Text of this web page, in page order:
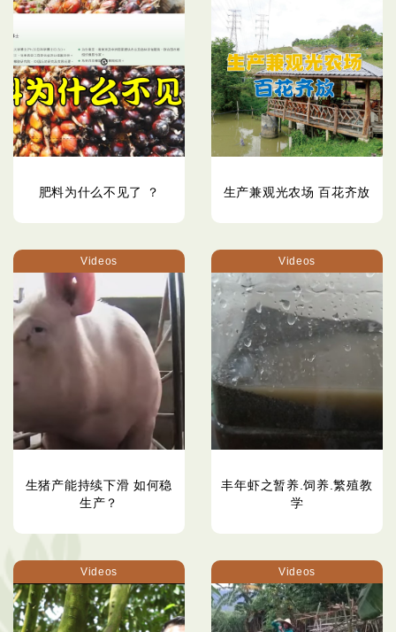
肥料为什么不见了 ？ 生产兼观光农场 百花齐放
Videos
生猪产能持续下滑 如何稳
生产？
Videos
丰年虾之暂养.饲养.繁殖教
学
Videos Videos